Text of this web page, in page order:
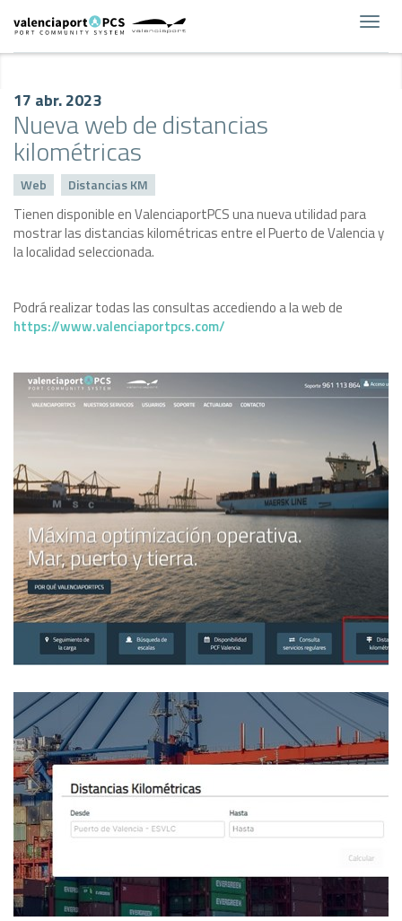
17 abr. 2023
Nueva web de distancias
kilométricas
Web Distancias KM
Tienen disponible en ValenciaportPCS una nueva utilidad para
mostrar las distancias kilométricas entre el Puerto de Valencia y
la localidad seleccionada.
Podrá realizar todas las consultas accediendo a la web de
https://www.valenciaportpcs.com/